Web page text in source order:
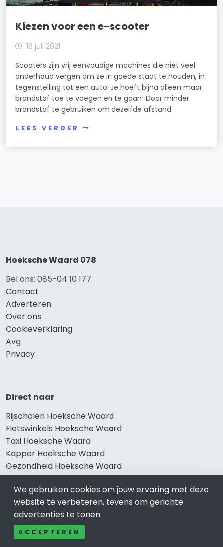
Kiezen voor een e-scooter
16 juli 2021
Scooters zijn vrij eenvoudige machines die niet veel
onderhoud vergen om ze in goede staat te houden, in
tegenstelling tot een auto. Je hoeft bijna alleen maar
brandstof toe te voegen en te gaan! Door minder
brandstof te gebruiken om dezelfde afstand
LEES VERDER
Hoeksche Waard 078
Bel ons: 085-04 10 177
Contact
Adverteren
Over ons
Cookieverklaring
Avg
Privacy
Direct naar
Rijscholen Hoeksche Waard
Fietswinkels Hoeksche Waard
Taxi Hoeksche Waard
Kapper Hoeksche Waard
Gezondheid Hoeksche Waard
Afvallen Hoeksche Waard
Gezond eten Hoeksche Waard
Bekend in Hoeksche Waard
We gebruiken cookies om jouw ervaring met deze
website te verbeteren, tevens om gerichte
advertenties te tonen.
ACCEPTEREN